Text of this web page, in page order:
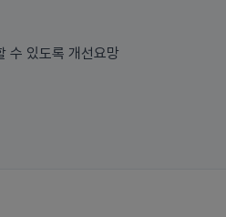
수 있도록 개선요망